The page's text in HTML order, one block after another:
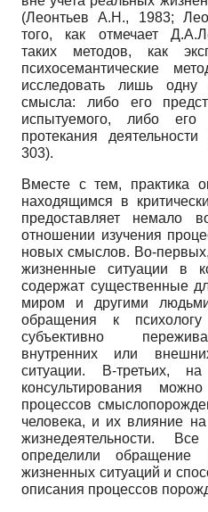
(Леонтьев А.Н., 1983;
того, как отмечает
таких методов, как
психосемантические
исследовать лишь одну
смысла: либо его
испытуемого, либо
протекания
303).
Вместе с тем, практика
находящимся в
предоставляет немало
отношении изучения
новых смыслов. Во-первых,
жизненные ситуации в
содержат существенные
миром и другими
обращения к
субъективно
внутренних или
ситуации. В-третьих,
консультирования
процессов
человека, и их влияние
жизнедеятельности.
определили обращение
жизненных ситуаций и
описания процессов